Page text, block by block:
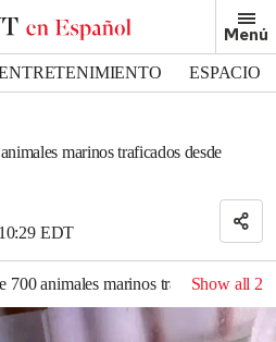
Menú
ESPACIO
marinos traficados desde
EDT
700 animales marinos traficados desde
Show all 2